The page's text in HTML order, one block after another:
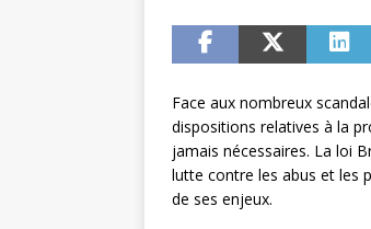
Face aux nombreux
dispositions relatives à la
jamais nécessaires. La loi
lutte contre les abus et les
de ses enjeux.